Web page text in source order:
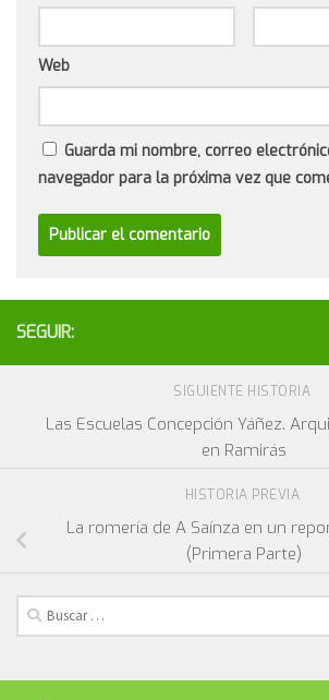
Web
Guarda mi nombre, correo
navegador para la próxima vez que
SEGUIR:
SIGUIENTE HISTORIA
Las Escuelas Concepción Yáñez.
en Ramirás
HISTORIA PREVIA
La romería de A Saínza en un
(Primera Parte)
Buscar: